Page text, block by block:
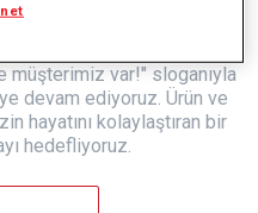
var!" sloganıyla
devam ediyoruz. Ürün ve
hayatını kolaylaştıran bir
hedefliyoruz.